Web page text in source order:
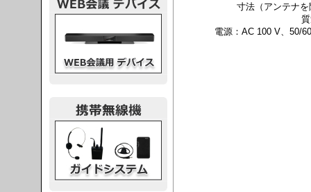
寸法（アンテナ
電源：AC 100 V、50/